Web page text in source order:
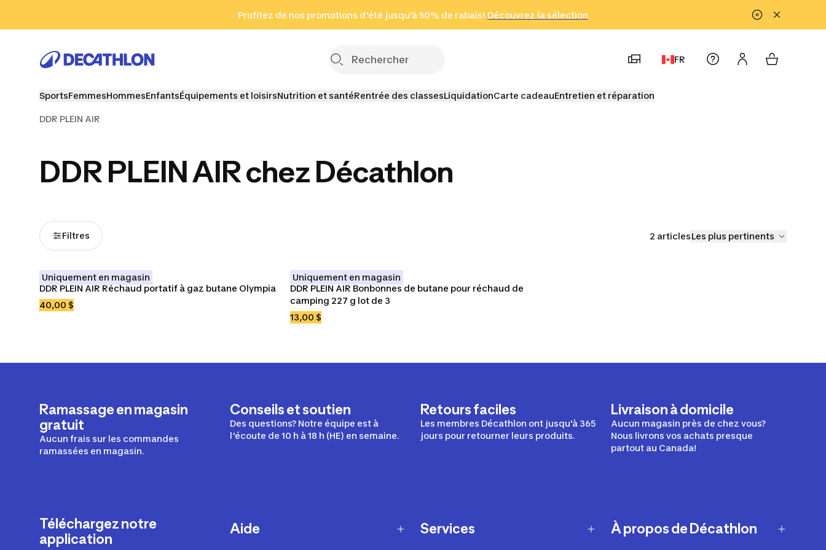
Aller au pied de page
Profitez de nos promotions d'été jusqu'à 50% de rabais! Découvrez la sélection
Cliquez ici
en seulement 2 h!
(Zones sélectionnées)
FR
SportsFemmesHommesEnfantsÉquipements et loisirsNutrition et santéRentrée des classesLiquidationCarte cadeauEntretien et réparation
DDR PLEIN AIR
DDR PLEIN AIR chez Décathlon
Filtres 2 articlesLes plus pertinents
Uniquement en magasin
DDR PLEIN AIR Réchaud portatif à gaz butane Olympia
40,00 $
Uniquement en magasin
DDR PLEIN AIR Bonbonnes de butane pour réchaud de
camping 227 g lot de 3
13,00 $
Ramassage en magasin
gratuit
Aucun frais sur les commandes
ramassées en magasin.
Conseils et soutien
Des questions? Notre équipe est à
l'écoute de 10 h à 18 h (HE) en semaine.
Retours faciles
Les membres Décathlon ont jusqu'à 365
jours pour retourner leurs produits.
Livraison à domicile
Aucun magasin près de chez vous?
Nous livrons vos achats presque
partout au Canada!
Téléchargez notre
application
Aide Services À propos de Décathlon